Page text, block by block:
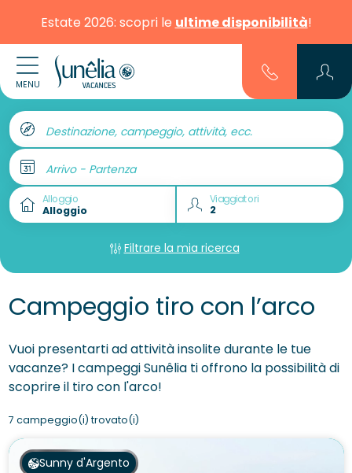
Estate 2026: scopri le ultime disponibilità!
MENU
Destinazione, campeggio, attività, ecc.
Arrivo - Partenza
Alloggio Viaggiatori
Filtrare la mia ricerca
Campeggio tiro con l’arco
Vuoi presentarti ad attività insolite durante le tue
vacanze? I campeggi Sunêlia ti offrono la possibilità di
scoprire il tiro con l'arco!
7 campeggio(i) trovato(i)
Sunny d'Argento